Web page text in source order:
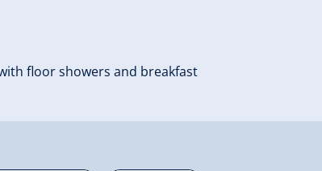
floor showers and breakfast